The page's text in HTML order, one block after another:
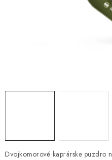
KONTAKTY
Dvojkomorové kaprárske puzdro